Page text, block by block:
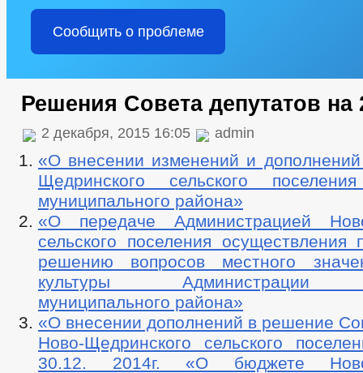
Сообщить о проблеме
Решения Совета депутатов на
2 декабря, 2015 16:05 admin
«О внесении изменений и
Щедринского сельского
муниципального района»
«О передаче Администрацией
сельского поселения осуществления
решению вопросов местного
культуры Администрации
муниципального района»
«О внесении дополнений в решение
Ново-Щедринского сельского
30.12. 2014г. «О бюджете Ново-